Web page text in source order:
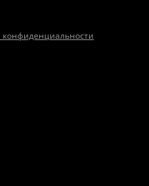
конфиденциальности